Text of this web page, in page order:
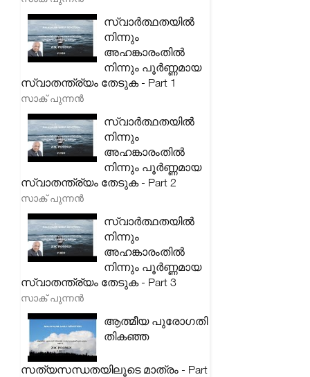
സ്വാർത്ഥതയിൽ
നിന്നും
അഹങ്കാരംതിൽ
നിന്നും പൂർണ്ണമായ
സ്വാതന്ത്ര്യം തേടുക - Part 1
സാക് പുന്നൻ
സ്വാർത്ഥതയിൽ
നിന്നും
അഹങ്കാരംതിൽ
നിന്നും പൂർണ്ണമായ
സ്വാതന്ത്ര്യം തേടുക - Part 2
സാക് പുന്നൻ
സ്വാർത്ഥതയിൽ
നിന്നും
അഹങ്കാരംതിൽ
നിന്നും പൂർണ്ണമായ
സ്വാതന്ത്ര്യം തേടുക - Part 3
സാക് പുന്നൻ
ആത്മീയ പുരോഗതി
തികഞ്ഞ
സത്യസന്ധതയിലൂടെ മാത്രം - Part